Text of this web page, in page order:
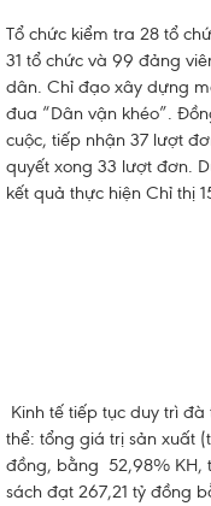
Tổ chức kiểm tra 28 tổ
31 tổ chức và 99 đảng
dân. Chỉ đạo xây dựng
đua “Dân vận khéo”.
cuộc, tiếp nhận 37 lượt
quyết xong 33 lượt đơn.
kết quả thực hiện Chỉ thị
Kinh tế tiếp tục duy trì
thể: tổng giá trị sản xuất
đồng, bằng 52,98% KH,
sách đạt 267,21 tỷ đồng